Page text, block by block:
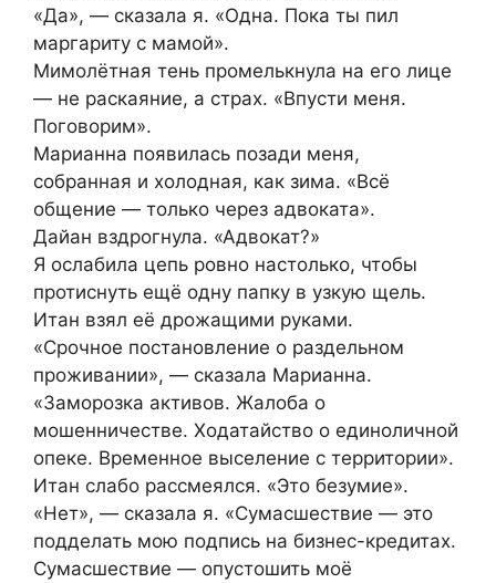
«Да», — сказала я. «Одна. Пока ты пил
маргариту с мамой».
Мимолётная тень промелькнула на его лице
— не раскаяние, а страх. «Впусти меня.
Поговорим».
Марианна появилась позади меня,
собранная и холодная, как зима. «Всё
общение — только через адвоката».
Дайан вздрогнула. «Адвокат?»
Я ослабила цепь ровно настолько, чтобы
протиснуть ещё одну папку в узкую щель.
Итан взял её дрожащими руками.
«Срочное постановление о раздельном
проживании», — сказала Марианна.
«Заморозка активов. Жалоба о
мошенничестве. Ходатайство о единоличной
опеке. Временное выселение с территории».
Итан слабо рассмеялся. «Это безумие».
«Нет», — сказала я. «Сумасшествие — это
подделать мою подпись на бизнес-кредитах.
Сумасшествие — опустошить моё